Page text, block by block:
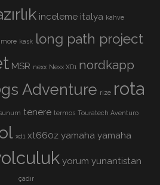
inceleme italya kahve
kask long path project
MSR nexx Nexx XD1 nordkapp
Adventure rize rota
sunum tenere termos Touratech Aventuro
xd1 xt660z yamaha yamaha
yorum yunantistan
çadır